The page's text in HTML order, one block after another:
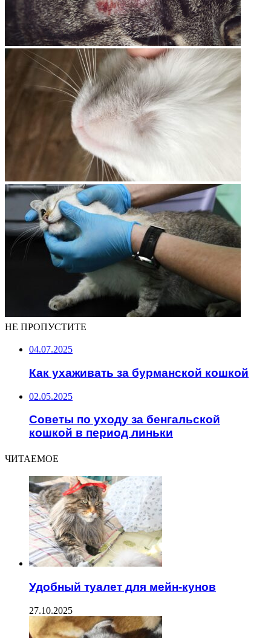
НЕ ПРОПУСТИТЕ
04.07.2025
Как ухаживать за бурманской кошкой
02.05.2025
Советы по уходу за бенгальской
кошкой в период линьки
ЧИТАЕМОЕ
Удобный туалет для мейн-кунов
27.10.2025